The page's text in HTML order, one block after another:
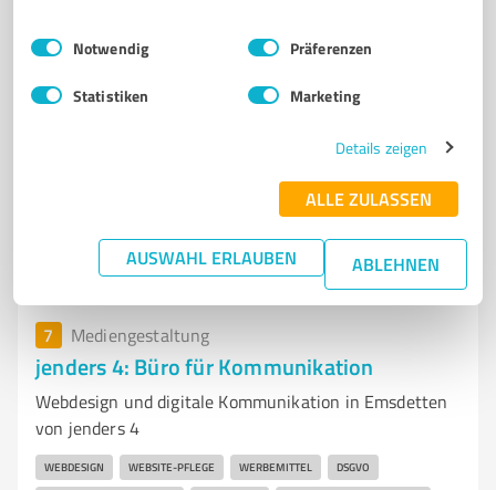
Impressum Datenschutzbestimmungen
Einwilligungsauswahl
Notwendig Präferenzen
Statistiken Marketing
Details zeigen
ALLE ZULASSEN
AUSWAHL ERLAUBEN ABLEHNEN
kreativstudio-kroemer.de/
7 Mediengestaltung
jenders 4: Büro für Kommunikation
Webdesign und digitale Kommunikation in Emsdetten
von jenders 4
WEBDESIGN WEBSITE-PFLEGE WERBEMITTEL DSGVO